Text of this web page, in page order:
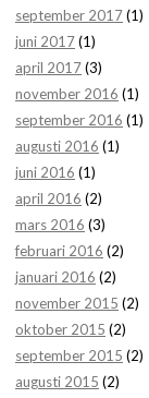
september 2017(1)
juni 2017(1)
april 2017(3)
november 2016 (1)
september 2016 (1)
augusti 2016 (1)
juni 2016 (1)
april 2016 (2)
mars 2016 (3)
februari 2016 (2)
januari 2016 (2)
november 2015 (2)
oktober 2015 (2)
september 2015 (2)
augusti 2015 (2)